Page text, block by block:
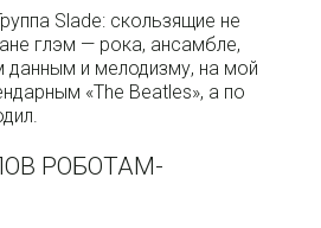
Slade: скользящие не
глэм — рока, ансамбле,
и мелодизму, на мой
«The Beatles», а по
РОБОТАМ-